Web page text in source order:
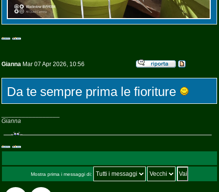
Gianna Mar 07 Apr 2026, 10:56
Da te sempre prima le fioriture
Gianna
Mostra prima i messaggi di: